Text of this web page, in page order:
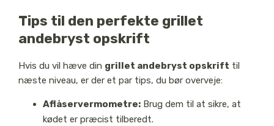
Tips til den perfekte grillet
andebryst opskrift
Hvis du vil hæve din grillet andebryst opskrift til
næste niveau, er der et par tips, du bør overveje:
Aflåservermometre:Brug dem til at sikre, at
kødet er præcist tilberedt.